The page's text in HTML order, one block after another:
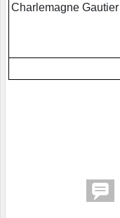
Charlemagne